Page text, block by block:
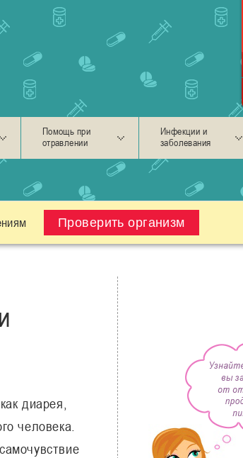
Помощь при
отравлении
Инфекции и
заболевания
Проверить организм
диарея,
человека.